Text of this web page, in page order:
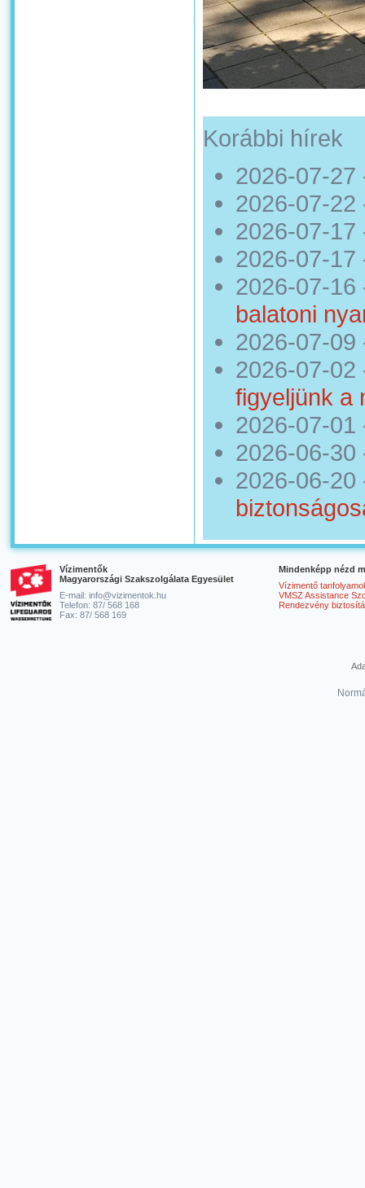
Korábbi hírek
2026-07-27
2026-07-22
2026-07-17
2026-07-17
2026-07-16
balatoni
2026-07-09
2026-07-02
figyeljünk a
2026-07-01
2026-06-30
2026-06-20
Vízimentők
Magyarországi Szakszolgálata Egyesület
E-mail: info@vizimentok.hu
Telefon: 87/ 568 168
Fax: 87/ 568 169
Mindenképp nézd
Vízimentő
VMSZ Assistance
Rendezvény